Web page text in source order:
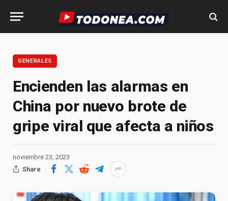
GENERALES
Encienden las alarmas en
China por nuevo brote de
gripe viral que afecta a niños
noviembre 23, 2023
Share